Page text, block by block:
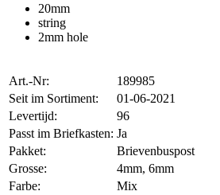
20mm
string
2mm hole
Art.-Nr:
189985
Seit im Sortiment:
01-06-2021
Levertijd:
96
Passt im Briefkasten: Ja
Pakket:
Brievenbuspost
Grosse:
4mm, 6mm
Farbe:
Mix